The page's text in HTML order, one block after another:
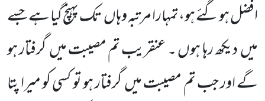
افضل ہو گئے ہو،تمہارا مرتبہ وہاںتک پہنچ گیا ہے جسے
میںدیکھ رہا ہوں ۔ عنقریب تم مصیبت میںگرفتار ہو
گے اور جب تم مصیبت میںگرفتار ہو تو کسی کو میرا پتا